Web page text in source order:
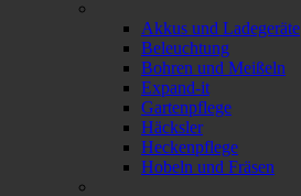
Akkus und Ladegeräte
Beleuchtung
Bohren und Meißeln
Expand-it
Gartenpflege
Häcksler
Heckenpflege
Hobeln und Fräsen